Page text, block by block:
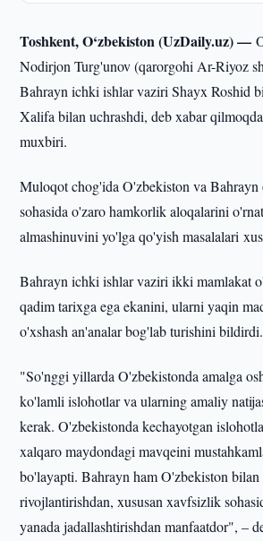
Toshkent, O‘zbekiston (UzDaily.uz) —
Nodirjon Turg'unov (qarorgohi Ar-Riyoz
Bahrayn ichki ishlar vaziri Shayx Roshid
Xalifa bilan uchrashdi, deb xabar
muxbiri.
Muloqot chog'ida O'zbekiston va
sohasida o'zaro hamkorlik aloqalarini
almashinuvini yo'lga qo'yish masalalari
Bahrayn ichki ishlar vaziri ikki mamlakat
qadim tarixga ega ekanini, ularni yaqin
o'xshash an'analar bog'lab turishini bildirdi.
"So'nggi yillarda O'zbekistonda amalga
ko'lamli islohotlar va ularning amaliy
kerak. O'zbekistonda kechayotgan
xalqaro maydondagi mavqeini
bo'layapti. Bahrayn ham O'zbekiston bilan
rivojlantirishdan, xususan xavfsizlik
yanada jadallashtirishdan manfaatdor", –